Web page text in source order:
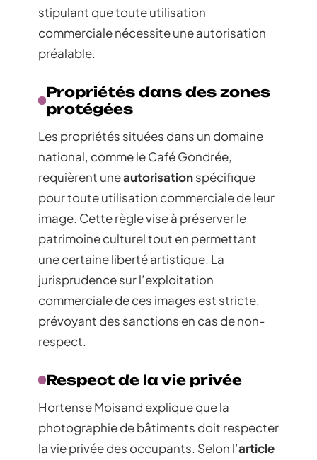
stipulant que toute utilisation
commerciale nécessite une autorisation
préalable.
Propriétés dans des zones
protégées
Les propriétés situées dans un domaine
national, comme le Café Gondrée,
requièrent uneautorisationspécifique
pour toute utilisation commerciale de leur
image. Cette règle vise à préserver le
patrimoine culturel tout en permettant
une certaine liberté artistique. La
jurisprudence sur l’exploitation
commerciale de ces images est stricte,
prévoyant des sanctions en cas de non-
respect.
Respect de la vie privée
Hortense Moisand explique que la
photographie de bâtiments doit respecter
la vie privée des occupants. Selon l’article